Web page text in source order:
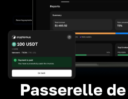
Passerelle